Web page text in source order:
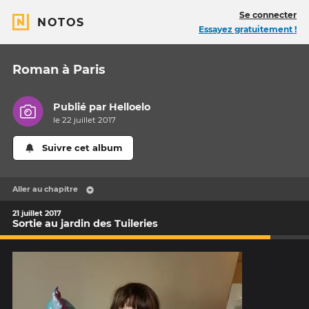
NOTOS
Se connecter
Essayez gratuitement !
Roman à Paris
Publié par Helloelo
le 22 juillet 2017
Suivre cet album
Aller au chapitre
21 juillet 2017
Sortie au jardin des Tuileries